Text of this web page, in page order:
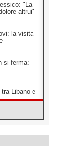
"La
altrui"
la visita
si ferma:
tra Libano e
Youth